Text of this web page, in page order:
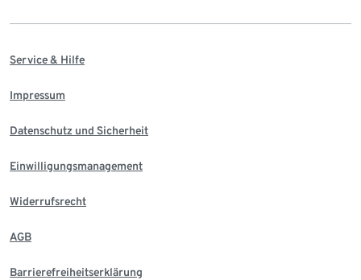
Service & Hilfe
Impressum
Datenschutz und Sicherheit
Einwilligungsmanagement
Widerrufsrecht
AGB
Barrierefreiheitserklärung